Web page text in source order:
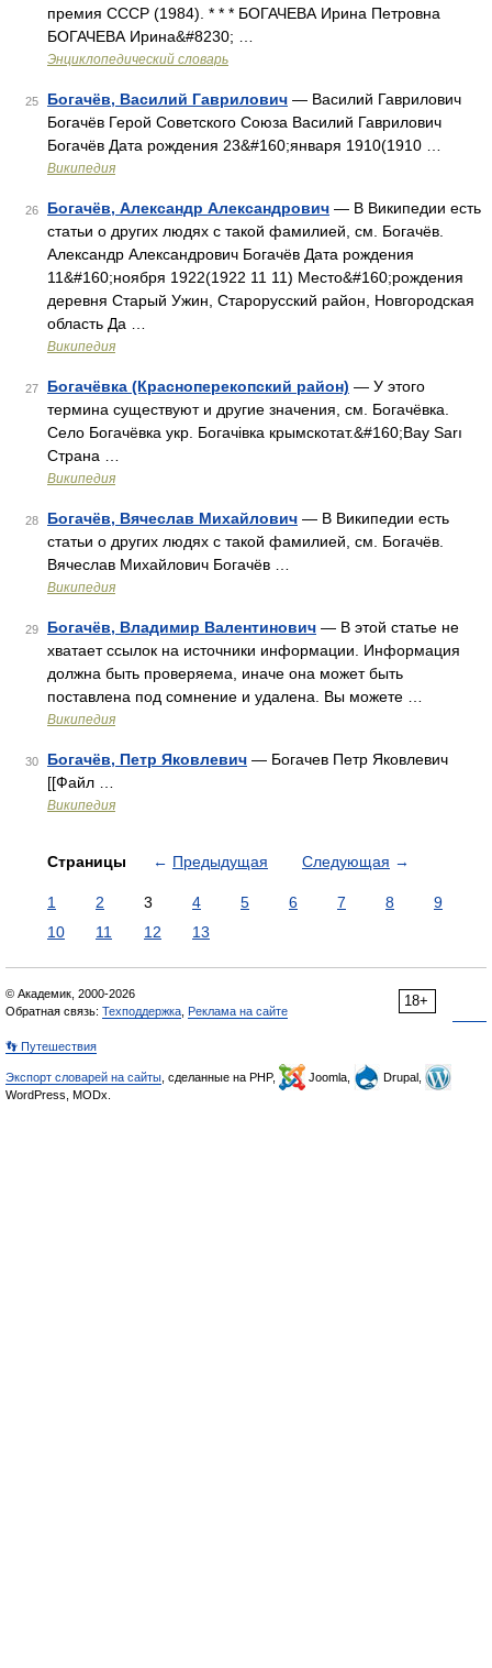
премия СССР (1984). * * * БОГАЧЕВА Ирина Петровна
БОГАЧЕВА Ирина&#8230; …
Энциклопедический словарь
25 Богачёв, Василий Гаврилович — Василий Гаврилович
Богачёв Герой Советского Союза Василий Гаврилович
Богачёв Дата рождения 23&#160;января 1910(1910 …
Википедия
26 Богачёв, Александр Александрович — В Википедии есть
статьи о других людях с такой фамилией, см. Богачёв.
Александр Александрович Богачёв Дата рождения
11&#160;ноября 1922(1922 11 11) Место&#160;рождения
деревня Старый Ужин, Старорусский район, Новгородская
область Да …
Википедия
27 Богачёвка (Красноперекопский район) — У этого
термина существуют и другие значения, см. Богачёвка.
Село Богачёвка укр. Богачівка крымскотат.&#160;Bay Sarı
Страна …
Википедия
28 Богачёв, Вячеслав Михайлович — В Википедии есть
статьи о других людях с такой фамилией, см. Богачёв.
Вячеслав Михайлович Богачёв …
Википедия
29 Богачёв, Владимир Валентинович — В этой статье не
хватает ссылок на источники информации. Информация
должна быть проверяема, иначе она может быть
поставлена под сомнение и удалена. Вы можете …
Википедия
30 Богачёв, Петр Яковлевич — Богачев Петр Яковлевич
[[Файл …
Википедия
Страницы ← Предыдущая Следующая →
1 2 3 4 5 6 7 8
9
10
11 12 13
18+
© Академик, 2000-2026
Обратная связь: Техподдержка Реклама на сайте
👣 Путешествия
Экспорт словарей на сайты , сделанные на PHP, Joomla,
Drupal,
WordPress, MODx.